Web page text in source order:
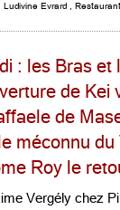
Ludivine Evrard
: les Bras
de Kei
de
méconnu
Roy le
Vergély chez